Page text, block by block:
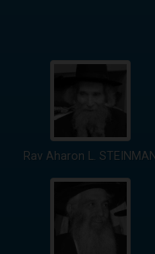
Rav Aharon L. STEINMAN